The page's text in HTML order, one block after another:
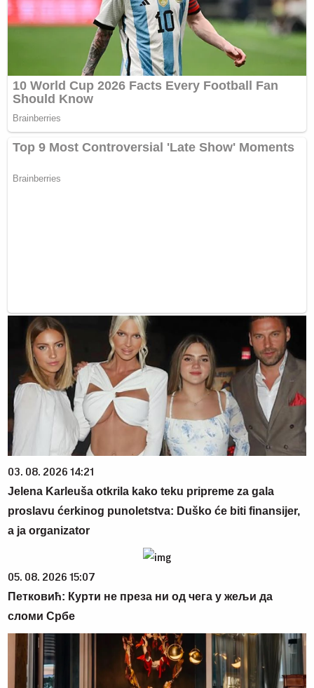
03. 08. 2026 14:21
Jelena Karleuša otkrila kako teku pripreme za gala
proslavu ćerkinog punoletstva: Duško će biti finansijer,
a ja organizator
05. 08. 2026 15:07
Петковић: Курти не преза ни од чега у жељи да
сломи Србе